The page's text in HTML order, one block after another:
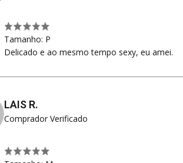
Tamanho: P
Delicado e ao mesmo tempo sexy, eu amei.
LAIS R.
Comprador Verificado